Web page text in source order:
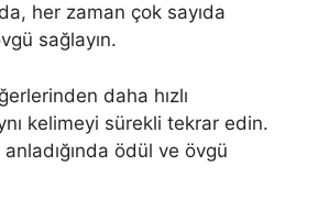
her zaman çok sayıda
sağlayın.
daha hızlı
kelimeyi sürekli tekrar edin.
ödül ve övgü